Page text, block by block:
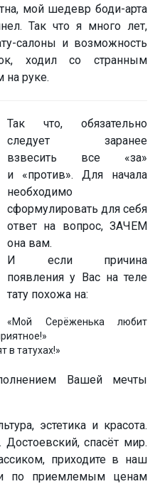
мой шедевр боди-арта
Так что я много лет,
салоны и возможность
ходил со странным
руке.
Так что, обязательно
следует заранее
взвесить все «за»
и «против». Для начала
необходимо
сформулировать для себя
ответ на вопрос, ЗАЧЕМ
она вам.
И если причина
появления у Вас на теле
тату похожа на:
«Мой Серёженька любит
в татухах!»
Вашей мечты
эстетика и красота.
спасёт мир.
приходите в наш
и по приемлемым ценам